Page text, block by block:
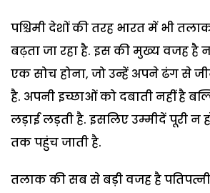
पश्चिमी देशों की तरह भारत में भी
बढ़ता जा रहा है. इस की मुख्य वजह है
एक सोच होना, जो उन्हें अपने ढंग से
है. अपनी इच्छाओं को दबाती नहीं है
लड़ाई लड़ती है. इसलिए उम्मीदें पूरी न
तक पहुंच जाती है.
तलाक की सब से बड़ी वजह है